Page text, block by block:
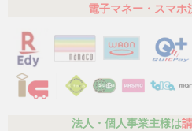
電子マネー・スマホ
法人・個人事業主様は